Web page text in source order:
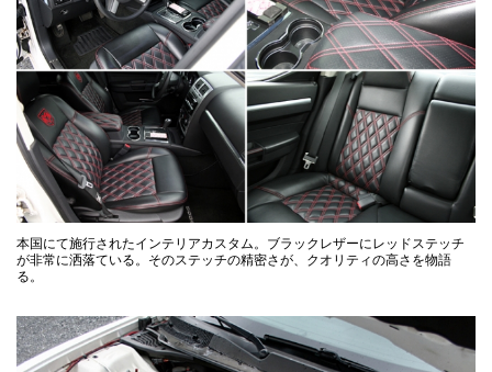
本国にて施行されたインテリアカスタム。ブラックレザーにレッドステッチ
が非常に洒落ている。そのステッチの精密さが、クオリティの高さを物語
る。